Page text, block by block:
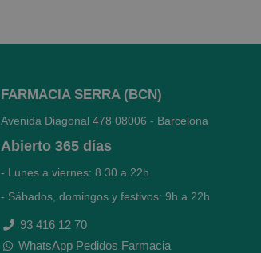
FARMACIA SERRA (BCN)
Avenida Diagonal 478 08006 - Barcelona
Abierto 365 días
- Lunes a viernes: 8.30 a 22h
- Sábados, domingos y festivos: 9h a 22h
93 416 12 70
WhatsApp Pedidos Farmacia